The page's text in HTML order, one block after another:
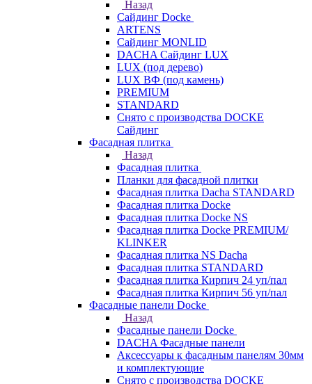
Назад
Сайдинг Docke
ARTENS
Cайдинг MONLID
DACHA Сайдинг LUX
LUX (под дерево)
LUX ВФ (под камень)
PREMIUM
STANDARD
Снято с производства DOCKE
Сайдинг
Фасадная плитка
Назад
Фасадная плитка
Планки для фасадной плитки
Фасадная плитка Dacha STANDARD
Фасадная плитка Docke
Фасадная плитка Docke NS
Фасадная плитка Docke PREMIUM/
KLINKER
Фасадная плитка NS Dacha
Фасадная плитка STANDARD
Фасадная плитка Кирпич 24 уп/пал
Фасадная плитка Кирпич 56 уп/пал
Фасадные панели Docke
Назад
Фасадные панели Docke
DACHA Фасадные панели
Аксессуары к фасадным панелям 30мм
и комплектующие
Снято с производства DOCKE